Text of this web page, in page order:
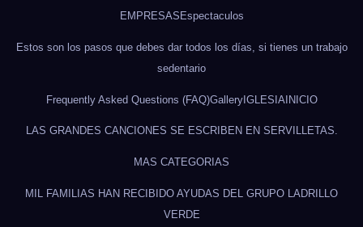
EMPRESAS Espectaculos
Estos son los pasos que debes dar todos los días, si tienes un trabajo
sedentario
Frequently Asked Questions (FAQ)GalleryIGLESIAINICIO
LAS GRANDES CANCIONES SE ESCRIBEN EN SERVILLETAS.
MAS CATEGORIAS
MIL FAMILIAS HAN RECIBIDO AYUDAS DEL GRUPO LADRILLO
VERDE